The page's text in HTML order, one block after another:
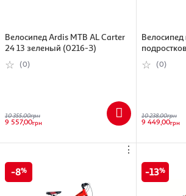
Велосипед Ardis МТВ AL Carter
24 13 зеленый (0216-З)
(0)
10 355,00грн
9 557,00грн
24" рама-
110-3)
(0)
10 238,00грн
9 449,00грн
⋮
8
13